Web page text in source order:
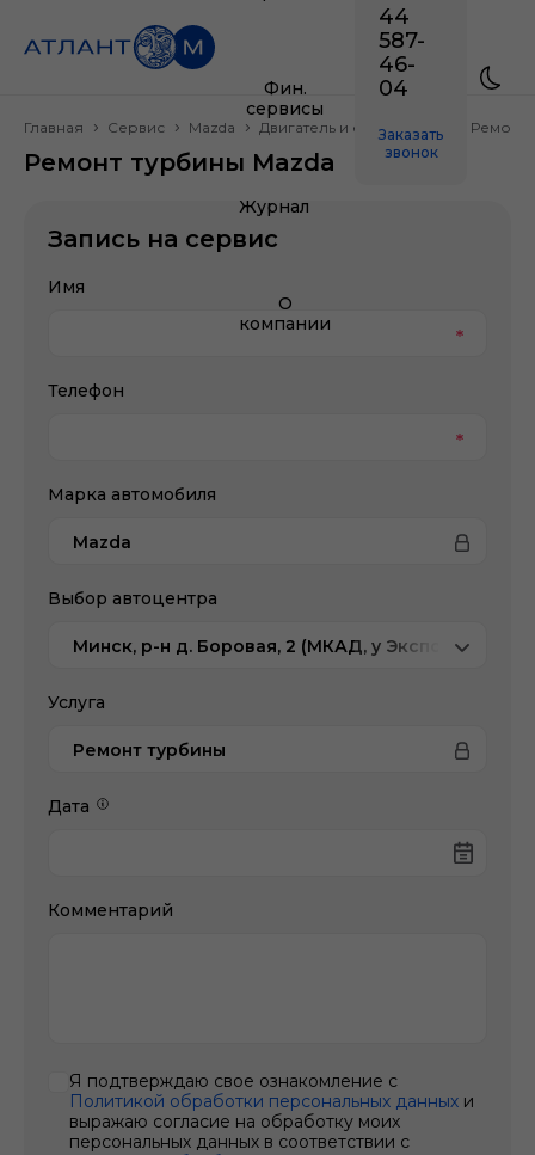
Фин.
сервисы
Журнал
О
компании
44
587-
46-
04
Заказать
звонок
Главная Сервис Mazda Двигатель и его системы Ремонт
Ремонт турбины Mazda
Запись на сервис
Имя
Телефон
Марка автомобиля
Mazda
Выбор автоцентра
Минск, р-н д. Боровая, 2 (МКАД, у Экспобела),
Услуга
Ремонт турбины
Дата
Комментарий
Я подтверждаю свое ознакомление с
Политикой обработки персональных данных и
выражаю согласие на обработку моих
персональных данных в соответствии с